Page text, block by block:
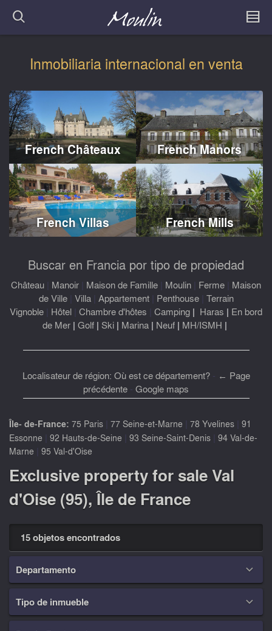
Inmobiliaria internacional en venta
French Châteaux French Manors
French Villas French Mills
Buscar en Francia por tipo de propiedad
Château Manoir Maison de Famille Moulin Ferme Maison
de Ville| Villa| Appartement| Penthouse| Terrain
Vignoble Hôtel Chambre d'hôtes Camping | Haras | En bord
de Mer | Golf | Ski | Marina | Neuf | MH/ISMH |
Localisateur de région: Où est ce département?- ← Page
précédente - Google maps
Île- de-France: 75 Paris 77 Seine-et-Marne 78 Yvelines 91
Essonne
92 Hauts-de-Seine 93 Seine-Saint-Denis 94 Val-de-
Marne
95 Val-d'Oise
Exclusive property for sale Val
d'Oise (95), Île de France
15 objetos encontrados
Departamento 
Tipo de inmueble 